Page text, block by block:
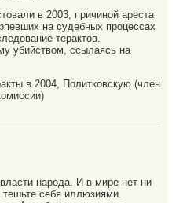
в 2003, причиной ареста
на судебных процессах
терактов.
убийством, ссылаясь на
в 2004, Политковскую (член
народа. И в мире нет ни
себя иллюзиями.